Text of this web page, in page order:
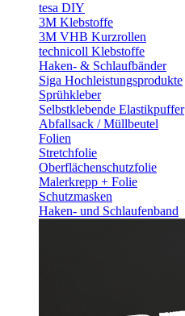
tesa DIY
3M Klebstoffe
3M VHB Kurzrollen
technicoll Klebstoffe
Haken- & Schlaufbänder
Siga Hochleistungsprodukte
Sprühkleber
Selbstklebende Elastikpuffer
Abfallsack / Müllbeutel
Folien
Stretchfolie
Oberflächenschutzfolie
Malerkrepp + Folie
Schutzmasken
Haken- und Schlaufenband